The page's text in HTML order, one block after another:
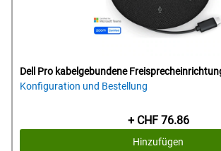
Dell Pro kabelgebundene
Konfiguration und Bestellung
Preis+ CHF 76.86
Hinzufügen